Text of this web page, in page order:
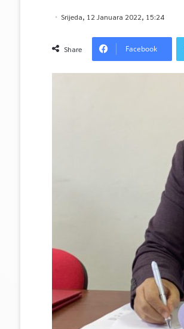
Srijeda, 12 Januara 2022, 15:24
Share Facebook